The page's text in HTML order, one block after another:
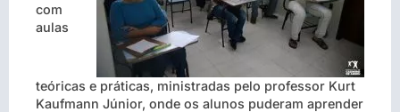
com
aulas
teóricas e práticas, ministradas pelo professor Kurt
Kaufmann Júnior, onde os alunos puderam aprender